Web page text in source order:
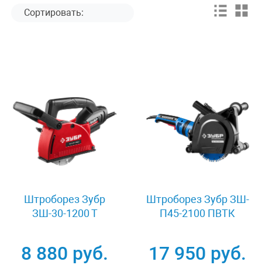
Штроборез Зубр
ЗШ-30-1200 Т
8 880 руб.
Штроборез Зубр ЗШ-
П45-2100 ПВТК
17 950 руб.